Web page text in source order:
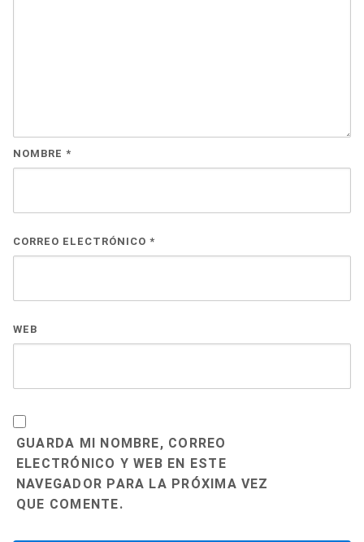
NOMBRE *
CORREO ELECTRÓNICO *
WEB
GUARDA MI NOMBRE, CORREO
ELECTRÓNICO Y WEB EN ESTE
NAVEGADOR PARA LA PRÓXIMA VEZ
QUE COMENTE.